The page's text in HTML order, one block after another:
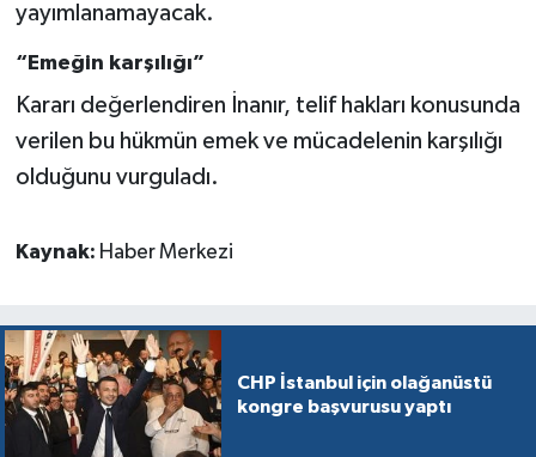
yayımlanamayacak.
“Emeğin karşılığı”
Kararı değerlendiren İnanır, telif hakları konusunda
verilen bu hükmün emek ve mücadelenin karşılığı
olduğunu vurguladı.
Kaynak: Haber Merkezi
CHP İstanbul için olağanüstü
kongre başvurusu yaptı